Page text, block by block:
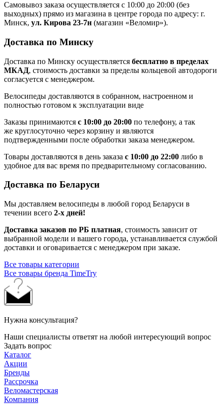
Самовывоз заказа осуществляется с 10:00 до 20:00 (без
выходных) прямо из магазина в центре города по адресу: г.
Минск, ул. Кирова 23-7н (магазин «Веломир»).
Доставка по Минску
Доставка по Минску осуществляется бесплатно в пределах
МКАД, стоимость доставки за пределы кольцевой автодороги
согласуется с менеджером.
Велосипеды доставляются в собранном, настроенном и
полностью готовом к эксплуатации виде
Заказы принимаются с 10:00 до 20:00 по телефону, а так
же круглосуточно через корзину и являются
подтвержденными после обработки заказа менеджером.
Товары доставляются в день заказа с 10:00 до 22:00 либо в
удобное для вас время по предварительному согласованию.
Доставка по Беларуси
Мы доставляем велосипеды в любой город Беларуси в
течении всего 2-х дней!
Доставка заказов по РБ платная, стоимость зависит от
выбранной модели и вашего города, устанавливается службой
доставки и оговаривается с менеджером при заказе.
Все товары категории
Все товары бренда TimeTry
Нужна консультация?
Наши специалисты ответят на любой интересующий вопрос
Задать вопрос
Каталог
Акции
Бренды
Рассрочка
Веломастерская
Компания